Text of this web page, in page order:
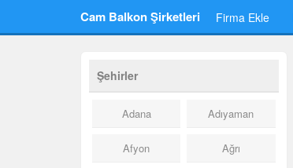
Cam Balkon Şirketleri Firma Ekle
Şehirler
Adana Adıyaman
Afyon Ağrı